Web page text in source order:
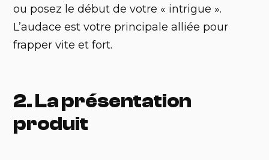
ou posez le début de votre « intrigue ».
L’audace est votre principale alliée pour
frapper vite et fort.
2. La présentation
produit